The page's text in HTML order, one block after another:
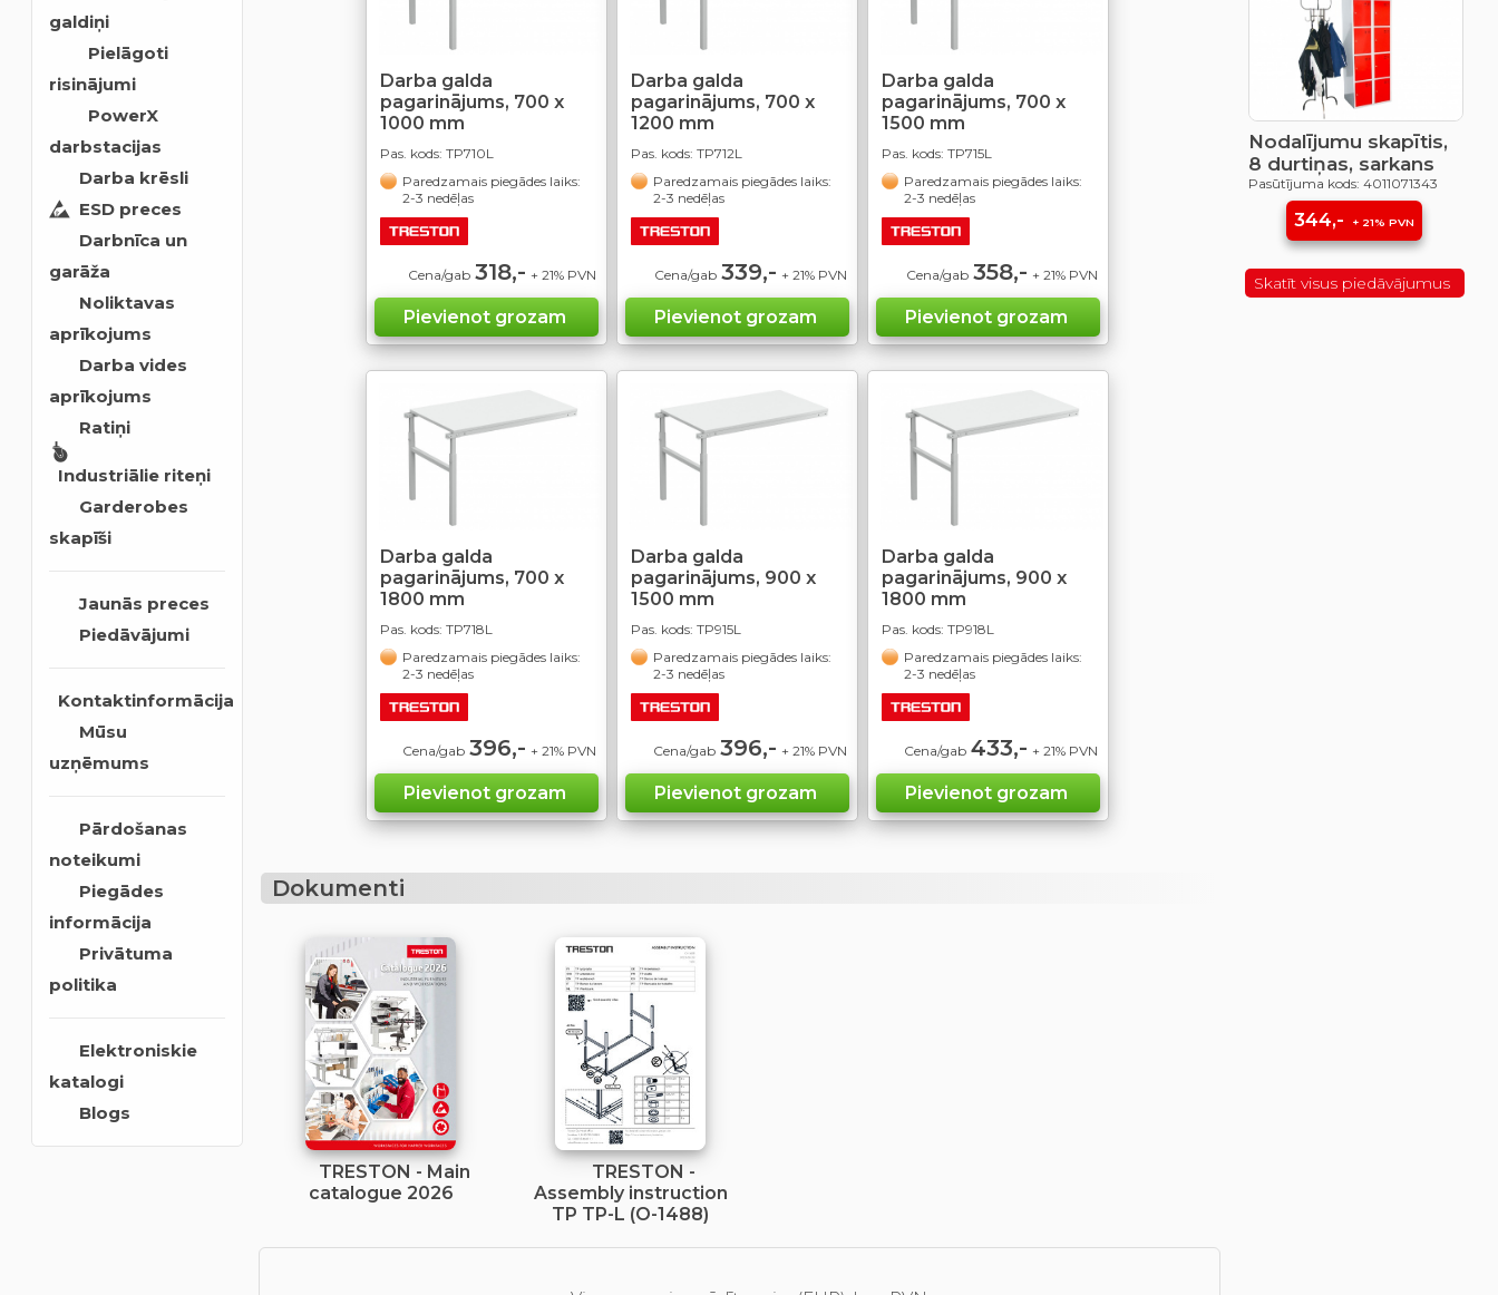
galdiņi
Pielāgoti
risinājumi
PowerX
darbstacijas
Darba krēsli
ESD preces
Darbnīca un
garāža
Noliktavas
aprīkojums
Darba vides
aprīkojums
Ratiņi
Industriālie riteņi
Garderobes
skapīši
Jaunās preces
Piedāvājumi
Kontaktinformācija
Mūsu
uzņēmums
Pārdošanas
noteikumi
Piegādes
informācija
Privātuma
politika
Elektroniskie
katalogi
Blogs
Darba galda
pagarinājums, 700 x
1000 mm
Pas. kods:TP710L
Paredzamais piegādes laiks:
2-3 nedēļas
Cena/gab 318,- + 21% PVN
Darba galda
pagarinājums, 700 x
1200 mm
Pas. kods:TP712L
Paredzamais piegādes laiks:
2-3 nedēļas
Cena/gab 339,- + 21% PVN
Darba galda
pagarinājums, 700 x
1500 mm
Pas. kods:TP715L
Paredzamais piegādes laiks:
2-3 nedēļas
Cena/gab 358,- + 21% PVN
Darba galda
pagarinājums, 700 x
1800 mm
Pas. kods:TP718L
Paredzamais piegādes laiks:
2-3 nedēļas
Cena/gab 396,- + 21% PVN
Darba galda
pagarinājums, 900 x
1500 mm
Pas. kods:TP915L
Paredzamais piegādes laiks:
2-3 nedēļas
Cena/gab 396,- + 21% PVN
Darba galda
pagarinājums, 900 x
1800 mm
Pas. kods:TP918L
Paredzamais piegādes laiks:
2-3 nedēļas
Cena/gab 433,- + 21% PVN
Dokumenti
TRESTON - Main
catalogue 2026
TRESTON -
Assembly instruction
TP TP-L (O-1488)
Nodalījumu skapītis,
8 durtiņas, sarkans
Pasūtījuma kods: 4011071343
344,- + 21% PVN
Skatīt visus piedāvājumus